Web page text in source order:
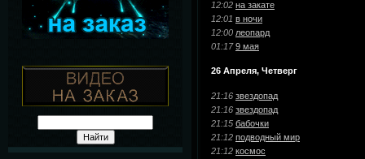
12:02 на закате
12:01 в ночи
12:00 леопард
01:17 9 мая
26 Апреля, Четверг
21:16 звездопад
21:16 звездопад
21:15 бабочки
21:12 подводный мир
21:12 космос